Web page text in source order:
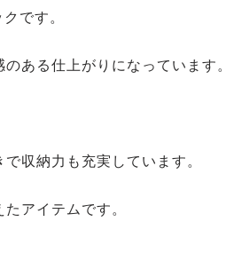
です。
ある仕上がりになっています。
収納力も充実しています。
アイテムです。